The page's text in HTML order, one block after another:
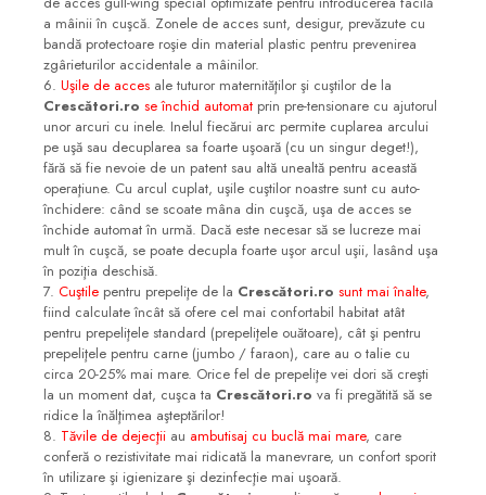
a mâinii în cuşcă. Zonele de acces sunt, desigur, prevăzute cu
bandă protectoare roşie din material plastic pentru prevenirea
zgârieturilor accidentale a mâinilor.
6. Uşile de acces ale tuturor maternităţilor şi cuştilor de la
Crescători.ro se închid automat prin pre-tensionare cu ajutorul
unor arcuri cu inele. Inelul fiecărui arc permite cuplarea arcului
pe uşă sau decuplarea sa foarte uşoară (cu un singur deget!),
fără să fie nevoie de un patent sau altă unealtă pentru această
operaţiune. Cu arcul cuplat, uşile cuştilor noastre sunt cu auto-
închidere: când se scoate mâna din cuşcă, uşa de acces se
închide automat în urmă. Dacă este necesar să se lucreze mai
mult în cuşcă, se poate decupla foarte uşor arcul uşii, lasând uşa
în poziţia deschisă.
7. Cuştile pentru prepeliţe de la Crescători.ro sunt mai înalte,
fiind calculate încât să ofere cel mai confortabil habitat atât
pentru prepeliţele standard (prepeliţele ouătoare), cât şi pentru
prepeliţele pentru carne (jumbo / faraon), care au o talie cu
circa 20-25% mai mare. Orice fel de prepeliţe vei dori să creşti
la un moment dat, cuşca ta Crescători.ro va fi pregătită să se
ridice la înălţimea aşteptărilor!
8. Tăvile de dejecţii au ambutisaj cu buclă mai mare, care
conferă o rezistivitate mai ridicată la manevrare, un confort sporit
în utilizare şi igienizare şi dezinfecţie mai uşoară.